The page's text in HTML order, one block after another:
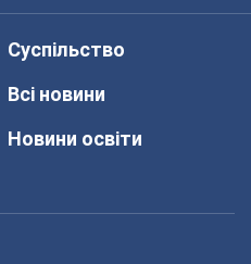
Суспільство
Всі новини
Новини освіти